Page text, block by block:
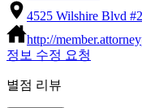
4525 Wilshire Blvd
http://
정보 수정 요청
별점 리뷰